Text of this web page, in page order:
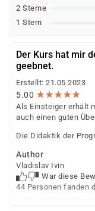
2 Sterne
1 Stern
Der Kurs hat mir
geebnet.
Erstellt: 21.05.2023
5.00 ★★★★★
★★★★★
Als Einsteiger erhält
auch einen guten
Die Didaktik der
Author
Vladislav Ivin
War diese
44 Personen fanden